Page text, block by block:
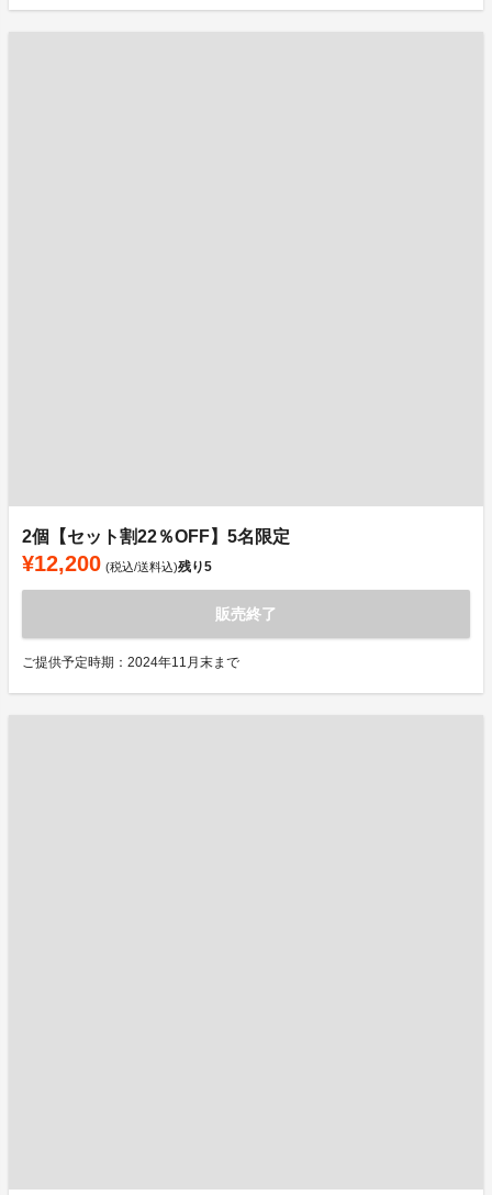
2個【セット割22％OFF】5名限定
¥12,200 (税込/送料込)残り5
販売終了
ご提供予定時期：2024年11月末まで